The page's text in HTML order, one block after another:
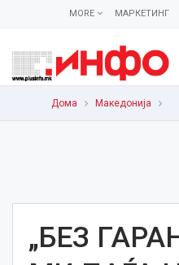
МАРКЕТИНГ
MORE
Дома Македонија
„БЕЗ